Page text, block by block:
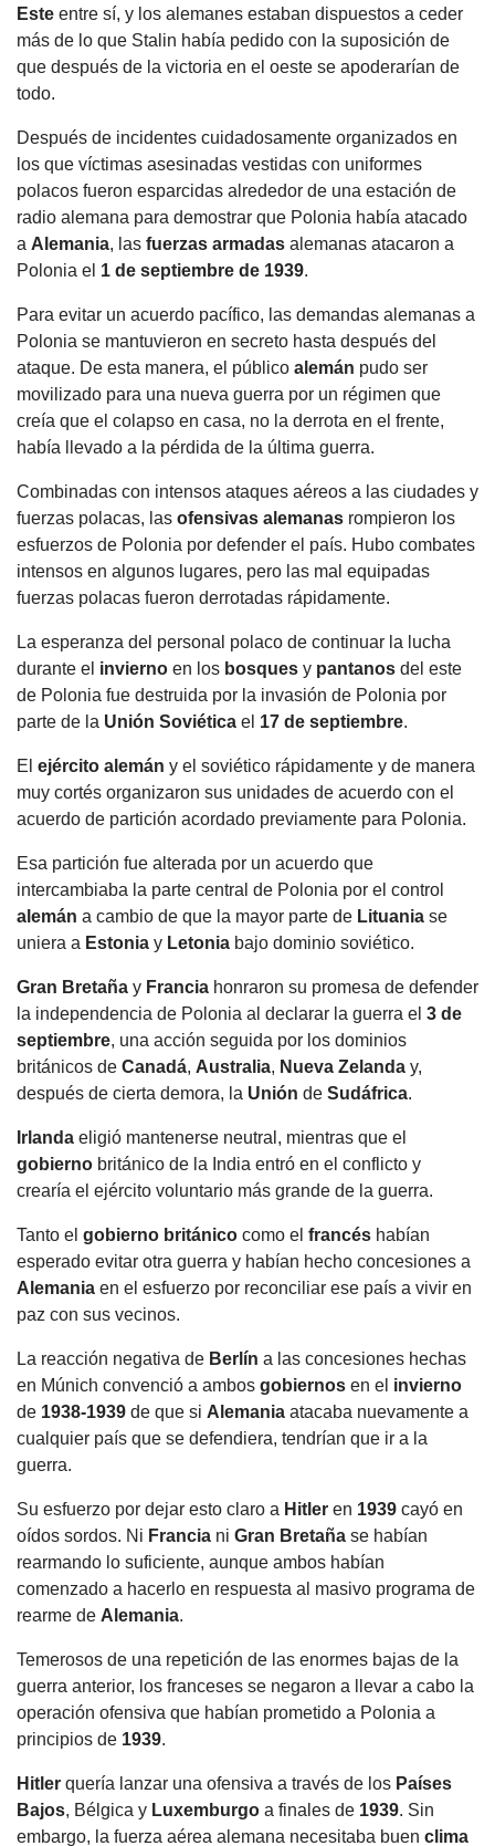
Este entre sí, y los alemanes estaban dispuestos a ceder
más de lo que Stalin había pedido con la suposición de
que después de la victoria en el oeste se apoderarían de
todo.
Después de incidentes cuidadosamente organizados en
los que víctimas asesinadas vestidas con uniformes
polacos fueron esparcidas alrededor de una estación de
radio alemana para demostrar que Polonia había atacado
a Alemania, las fuerzas armadas alemanas atacaron a
Polonia el 1 de septiembre de 1939.
Para evitar un acuerdo pacífico, las demandas alemanas a
Polonia se mantuvieron en secreto hasta después del
ataque. De esta manera, el público alemán pudo ser
movilizado para una nueva guerra por un régimen que
creía que el colapso en casa, no la derrota en el frente,
había llevado a la pérdida de la última guerra.
Combinadas con intensos ataques aéreos a las ciudades y
fuerzas polacas, las ofensivas alemanas rompieron los
esfuerzos de Polonia por defender el país. Hubo combates
intensos en algunos lugares, pero las mal equipadas
fuerzas polacas fueron derrotadas rápidamente.
La esperanza del personal polaco de continuar la lucha
durante el invierno en los bosques y pantanos del este
de Polonia fue destruida por la invasión de Polonia por
parte de la Unión Soviética el 17 de septiembre.
El ejército alemán y el soviético rápidamente y de manera
muy cortés organizaron sus unidades de acuerdo con el
acuerdo de partición acordado previamente para Polonia.
Esa partición fue alterada por un acuerdo que
intercambiaba la parte central de Polonia por el control
alemán a cambio de que la mayor parte de Lituania se
uniera a Estonia y Letonia bajo dominio soviético.
Gran Bretaña y Francia honraron su promesa de defender
la independencia de Polonia al declarar la guerra el 3 de
septiembre, una acción seguida por los dominios
británicos de Canadá, Australia, Nueva Zelanda y,
después de cierta demora, la Unión de Sudáfrica.
Irlanda eligió mantenerse neutral, mientras que el
gobierno británico de la India entró en el conflicto y
crearía el ejército voluntario más grande de la guerra.
Tanto el gobierno británico como el francés habían
esperado evitar otra guerra y habían hecho concesiones a
Alemania en el esfuerzo por reconciliar ese país a vivir en
paz con sus vecinos.
La reacción negativa de Berlín a las concesiones hechas
en Múnich convenció a ambos gobiernos en el invierno
de 1938-1939 de que si Alemania atacaba nuevamente a
cualquier país que se defendiera, tendrían que ir a la
guerra.
Su esfuerzo por dejar esto claro a Hitler en 1939 cayó en
oídos sordos. Ni Francia ni Gran Bretaña se habían
rearmando lo suficiente, aunque ambos habían
comenzado a hacerlo en respuesta al masivo programa de
rearme de Alemania.
Temerosos de una repetición de las enormes bajas de la
guerra anterior, los franceses se negaron a llevar a cabo la
operación ofensiva que habían prometido a Polonia a
principios de 1939.
Hitler quería lanzar una ofensiva a través de los Países
Bajos, Bélgica y Luxemburgo a finales de 1939. Sin
embargo, la fuerza aérea alemana necesitaba buen clima